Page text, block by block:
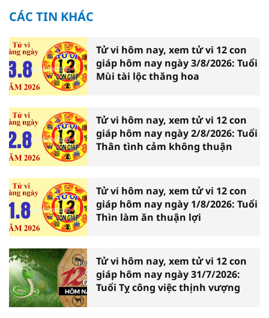
CÁC TIN KHÁC
Tử vi hôm nay, xem tử vi 12 con
giáp hôm nay ngày 3/8/2026: Tuổi
Mùi tài lộc thăng hoa
Tử vi hôm nay, xem tử vi 12 con
giáp hôm nay ngày 2/8/2026: Tuổi
Thân tình cảm không thuận
Tử vi hôm nay, xem tử vi 12 con
giáp hôm nay ngày 1/8/2026: Tuổi
Thìn làm ăn thuận lợi
Tử vi hôm nay, xem tử vi 12 con
giáp hôm nay ngày 31/7/2026:
Tuổi Tỵ công việc thịnh vượng